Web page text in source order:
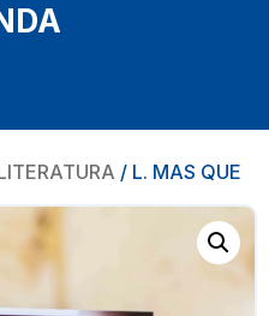
/ L. MAS QUE